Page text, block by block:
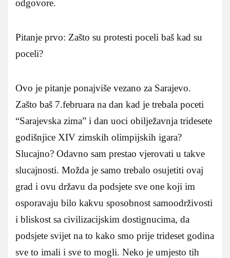
odgovore.
Pitanje prvo: Zašto su protesti poceli baš kad su
poceli?
Ovo je pitanje ponajviše vezano za Sarajevo.
Zašto baš 7.februara na dan kad je trebala poceti
“Sarajevska zima” i dan uoci obilježavnja tridesete
godišnjice XIV zimskih olimpijskih igara?
Slucajno? Odavno sam prestao vjerovati u takve
slucajnosti. Možda je samo trebalo osujetiti ovaj
grad i ovu državu da podsjete sve one koji im
osporavaju bilo kakvu sposobnost samoodrživosti
i bliskost sa civilizacijskim dostignucima, da
podsjete svijet na to kako smo prije trideset godina
sve to imali i sve to mogli. Neko je umjesto tih